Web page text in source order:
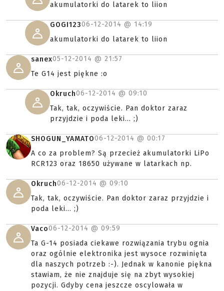
akumulatorki do latarek to liion
GOGI12306-12-2014 @ 14:19
akumulatorki do latarek to liion
sanex05-12-2014 @ 21:57
Te G14 jest piękne :o
Okruch06-12-2014 @ 09:10
Tak, tak, oczywiście. Pan doktor zaraz
przyjdzie i poda leki... ;)
SHOGUN_YAMATO06-12-2014 @ 00:17
A co za problem? Są przecież akumulatorki LiPo
RCR123 oraz 18650 używane w latarkach np.
Okruch06-12-2014 @ 09:10
Tak, tak, oczywiście. Pan doktor zaraz przyjdzie i
poda leki... ;)
Vaco06-12-2014 @ 09:59
Ta G-14 posiada ciekawe rozwiązania trybu ognia
oraz ogólnie elektronika jest wysoce rozwinięta
dla naszych potrzeb :-). Jednak w kanonie piękna
stawiam, że nie znajduje się na zbyt wysokiej
pozycji. Gdyby cena jeszcze oscylowała w